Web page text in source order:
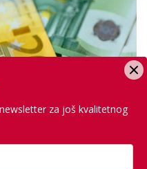
za još kvalitetnog